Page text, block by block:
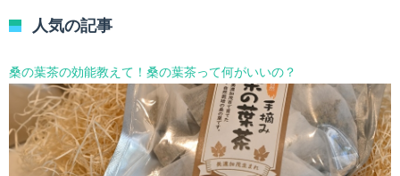
ー
選
択
人気の記事
桑の葉茶の効能教えて！桑の葉茶って何がいいの？